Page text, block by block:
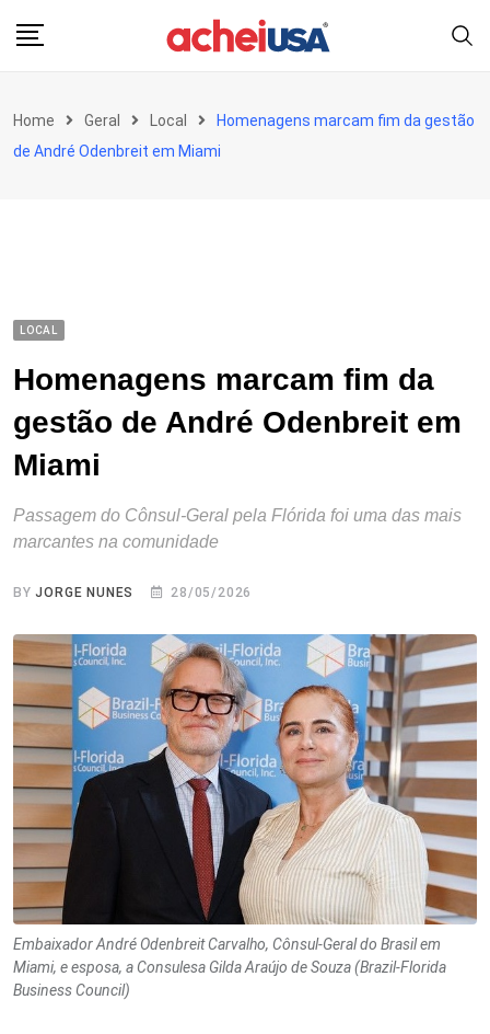
Home Geral Local
Homenagens marcam fim da gestão
de André Odenbreit em Miami
LOCAL
Homenagens marcam fim da
gestão de André Odenbreit em
Miami
Passagem do Cônsul-Geral pela Flórida foi uma das mais
marcantes na comunidade
BYJORGE NUNES 28/05/2026
Embaixador André Odenbreit Carvalho, Cônsul-Geral do Brasil em
Miami, e esposa, a Consulesa Gilda Araújo de Souza (Brazil-Florida
Business Council)